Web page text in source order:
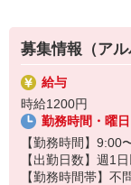
【キッチン】 ※対
■チキンの調理
こだわりの詰まった
ひとつひとつ丁寧に
カンタンな作業なの
作業については丁寧
募集情報（アル
給与
時給1200円
勤務時間・曜日
【勤務時間】9:00
【出勤日数】週1
【勤務時間帯】不